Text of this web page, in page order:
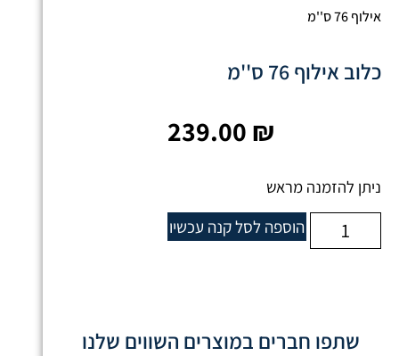
אילוף 76 ס''מ
כלוב אילוף 76 ס''מ
239.00 ₪
ניתן להזמנה מראש
הוספה לסלקנה עכשיו
שתפו חברים במוצרים השווים שלנו